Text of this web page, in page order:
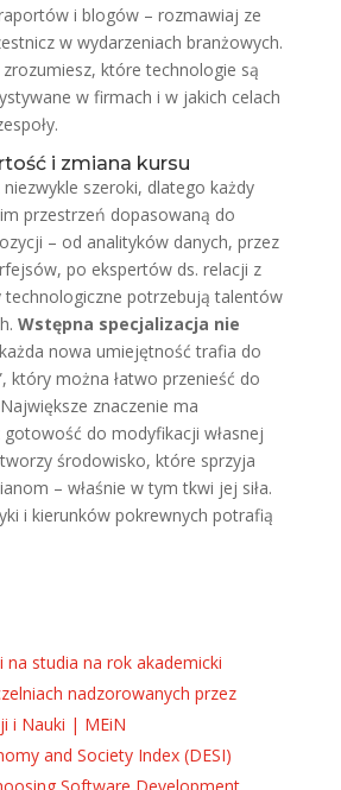
i blogów – rozmawiaj ze
w wydarzeniach branżowych.
które technologie są
w firmach i w jakich celach
i zmiana kursu
szeroki, dlatego każdy
przestrzeń dopasowaną do
– od analityków danych, przez
po ekspertów ds. relacji z
technologiczne potrzebują talentów
Wstępna specjalizacja nie
nowa umiejętność trafia do
który można łatwo przenieść do
znaczenie ma
do modyfikacji własnej
środowisko, które sprzyja
– właśnie w tym tkwi jej siła.
i kierunków pokrewnych potrafią
na studia na rok akademicki
nadzorowanych przez
i Nauki | MEiN
and Society Index (DESI)